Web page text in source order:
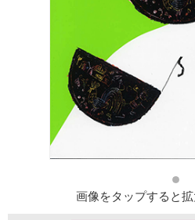
画像をタップすると拡